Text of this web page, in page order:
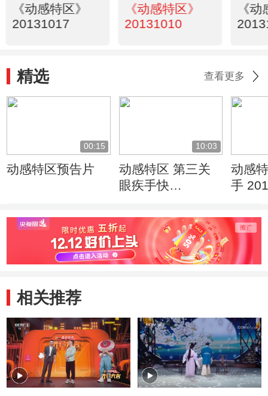
《动感特区》
20131017
《动感特区》
20131010
《
精选 查看更多
00:15
动感特区预告片
10:03
动感特区 第三关
眼疾手快
动感
手
相关推荐